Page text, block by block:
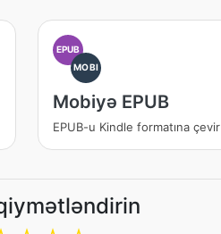
EPUB
MOBI
Mobiyə EPUB
EPUB-u Kindle formatına çevir